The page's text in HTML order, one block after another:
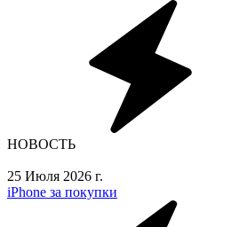
НОВОСТЬ
25 Июля 2026 г.
iPhone за покупки